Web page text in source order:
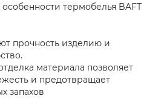
термобелья BAFT
прочность изделию и
материала позволяет
и предотвращает
запахов